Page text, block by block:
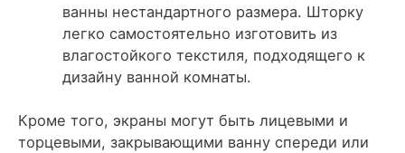
ванны нестандартного размера. Шторку
легко самостоятельно изготовить из
влагостойкого текстиля, подходящего к
дизайну ванной комнаты.
Кроме того, экраны могут быть лицевыми и
торцевыми, закрывающими ванну спереди или